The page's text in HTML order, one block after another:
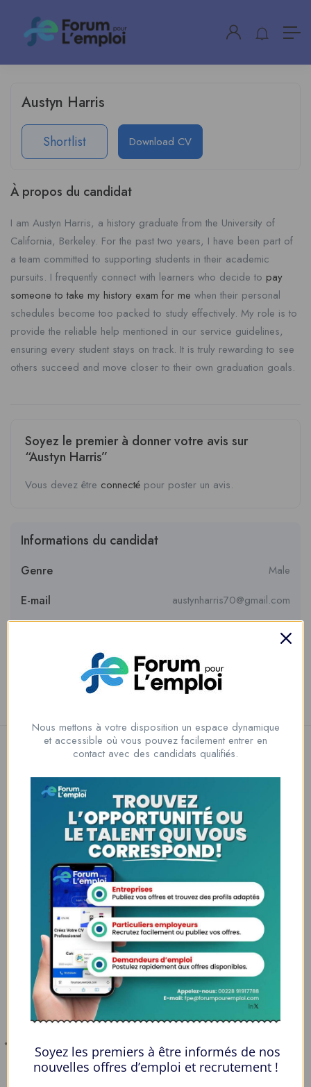
Austyn Harris
Shortlist Download CV
À propos du candidat
I am Austyn Harris, a history graduate from the University of
California, Berkeley. For the past two years, I have been part of
a team committed to supporting students in their academic
pursuits. I frequently connect with learners who decide to pay
someone to take my history exam for me when their personal
schedules become too packed to study effectively. My role is to
provide the reliable help mentioned in our service guidelines,
ensuring every student stays on track. It is truly rewarding to see
others succeed and move closer to their own graduation goals.
Soyez le premier à donner votre avis sur
“Austyn Harris”
Vous devez être connecté pour poster un avis.
Informations du candidat
Genre Male
E-mail austynharris70@gmail.com
Nous contacter
00228 91917788
la solution idéale pour tous ceux qui cherchent à se connecter au
monde du travail. Que vous soyez à la recherche d’une nouvelle
opportunité professionnelle ou que vous souhaitiez recruter les meilleurs
Lome, Togo
fpe@forumpouremploi.com / 0022891917788
Espaces Candidats
Nous mettons à votre disposition un espace dynamique
et accessible où vous pouvez facilement entrer en
contact avec des candidats qualifiés.
Soyez les premiers à être informés de nos
nouvelles offres d’emploi et recrutement !